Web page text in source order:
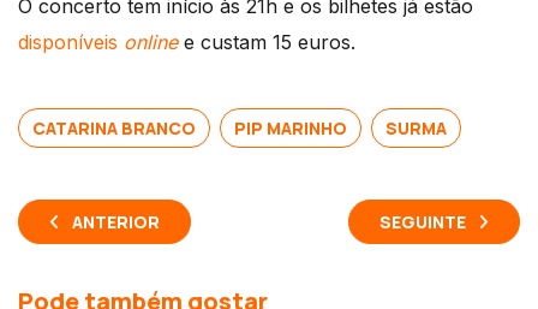
O concerto tem início às 21h e os bilhetes já estão
disponíveis online e custam 15 euros.
CATARINA BRANCO PIP MARINHO SURMA
ANTERIOR SEGUINTE
Pode também gostar